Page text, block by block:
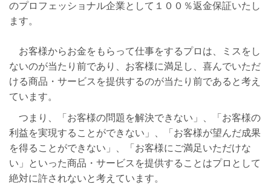
のプロフェッショナル企業として１００％返金保証いたし
ます。
お客様からお金をもらって仕事をするプロは、ミスをし
ないのが当たり前であり、お客様に満足し、喜んでいただ
ける商品・サービスを提供するのが当たり前であると考え
ています。
つまり、「お客様の問題を解決できない」、「お客様の
利益を実現することができない」、「お客様が望んだ成果
を得ることができない」、「お客様にご満足いただけな
い」といった商品・サービスを提供することはプロとして
絶対に許されないと考えています。